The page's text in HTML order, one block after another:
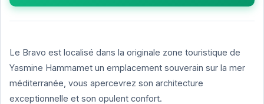
Le Bravo est localisé dans la originale zone touristique de
Yasmine Hammamet un emplacement souverain sur la mer
méditerranée, vous apercevrez son architecture
exceptionnelle et son opulent confort.